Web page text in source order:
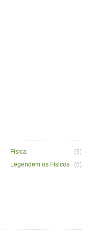
Física
(9)
Legendem os Físicos
(6)